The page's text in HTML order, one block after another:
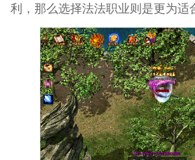
利，那么选择法法职业则是更为适